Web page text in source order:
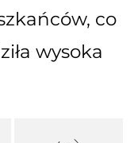
co
wysoka